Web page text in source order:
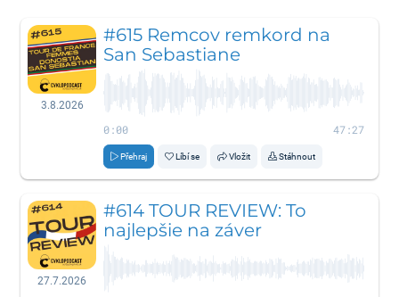
3.8.2026
#615 Remcov remkord na
San Sebastiane
0:00 47:27
Přehraj Líbí se Vložit Stáhnout
27.7.2026
#614 TOUR REVIEW: To
najlepšie na záver